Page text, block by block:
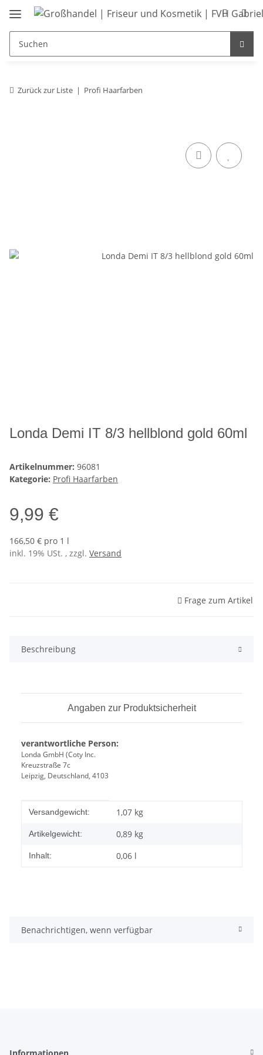
Zurück zur Liste Profi Haarfarben
Londa Demi IT 8/3 hellblond gold 60ml
Artikelnummer: 96081
Kategorie: Profi Haarfarben
9,99 €
166,50 € pro 1 l
inkl. 19% USt. , zzgl. Versand
Frage zum Artikel
Beschreibung
Angaben zur Produktsicherheit
verantwortliche Person:
Londa GmbH (Coty Inc.
Kreuzstraße 7c
Leipzig, Deutschland, 4103
Produkteigenschaft
Wert
Versandgewicht: 1,07 kg
Artikelgewicht: 0,89 kg
Inhalt: 0,06 l
Benachrichtigen, wenn verfügbar